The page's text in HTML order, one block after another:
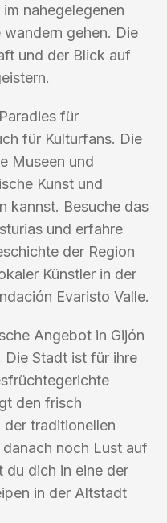
nahegelegenen
wandern gehen. Die
und der Blick auf
für
für Kulturfans. Die
Museen und
Kunst und
kannst. Besuche das
und erfahre
der Region
Künstler in der
Evaristo Valle.
Angebot in Gijón
Die Stadt ist für ihre
den frisch
der traditionellen
noch Lust auf
du dich in eine der
in der Altstadt